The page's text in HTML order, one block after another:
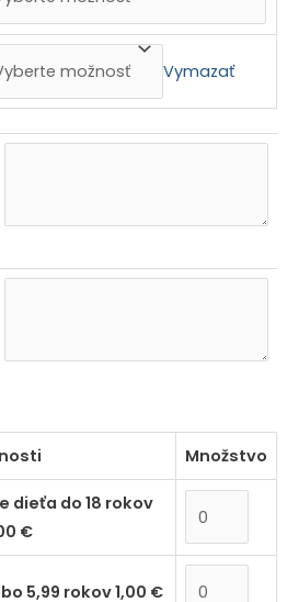
Vymazať
Množstvo
dieťa do 18 rokov
€
5,99 rokov1,00 €